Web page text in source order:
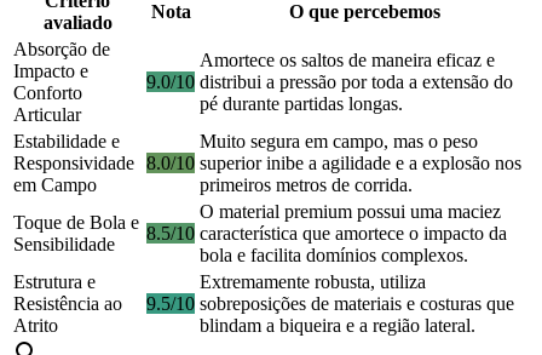
avaliado
Nota
O que percebemos
Absorção de
Impacto e
Conforto
Articular
9.0/10
Amortece os saltos de maneira eficaz e
distribui a pressão por toda a extensão do
pé durante partidas longas.
Estabilidade e
Responsividade
em Campo
8.0/10
Muito segura em campo, mas o peso
superior inibe a agilidade e a explosão nos
primeiros metros de corrida.
Toque de Bola e
Sensibilidade
8.5/10
O material premium possui uma maciez
característica que amortece o impacto da
bola e facilita domínios complexos.
Estrutura e
Resistência ao
Atrito
9.5/10
Extremamente robusta, utiliza
sobreposições de materiais e costuras que
blindam a biqueira e a região lateral.